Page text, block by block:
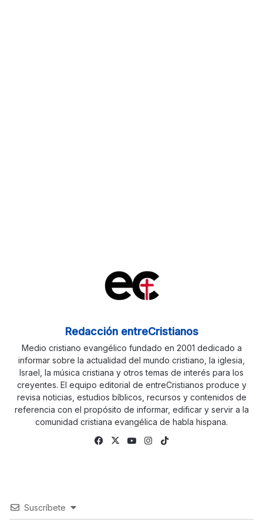
Redacción entreCristianos
Medio cristiano evangélico fundado en 2001 dedicado a
informar sobre la actualidad del mundo cristiano, la iglesia,
Israel, la música cristiana y otros temas de interés para los
creyentes. El equipo editorial de entreCristianos produce y
revisa noticias, estudios bíblicos, recursos y contenidos de
referencia con el propósito de informar, edificar y servir a la
comunidad cristiana evangélica de habla hispana.
Facebook
X YouTubeInstagram
Suscríbete